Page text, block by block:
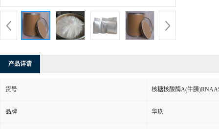
产品详请
货号 核糖核酸酶A(牛胰
品牌 华玖